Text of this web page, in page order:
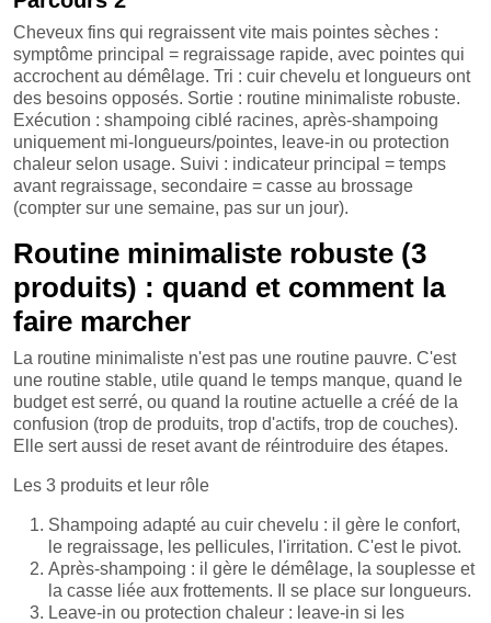
Cheveux fins qui regraissent vite mais pointes sèches :
symptôme principal = regraissage rapide, avec pointes qui
accrochent au démêlage. Tri : cuir chevelu et longueurs ont
des besoins opposés. Sortie : routine minimaliste robuste.
Exécution : shampoing ciblé racines, après-shampoing
uniquement mi-longueurs/pointes, leave-in ou protection
chaleur selon usage. Suivi : indicateur principal = temps
avant regraissage, secondaire = casse au brossage
(compter sur une semaine, pas sur un jour).
Routine minimaliste robuste (3
produits) : quand et comment la
faire marcher
La routine minimaliste n'est pas une routine pauvre. C'est
une routine stable, utile quand le temps manque, quand le
budget est serré, ou quand la routine actuelle a créé de la
confusion (trop de produits, trop d'actifs, trop de couches).
Elle sert aussi de reset avant de réintroduire des étapes.
Les 3 produits et leur rôle
Shampoing adapté au cuir chevelu : il gère le confort,
le regraissage, les pellicules, l'irritation. C'est le pivot.
Après-shampoing : il gère le démêlage, la souplesse et
la casse liée aux frottements. Il se place sur longueurs.
Leave-in ou protection chaleur : leave-in si les